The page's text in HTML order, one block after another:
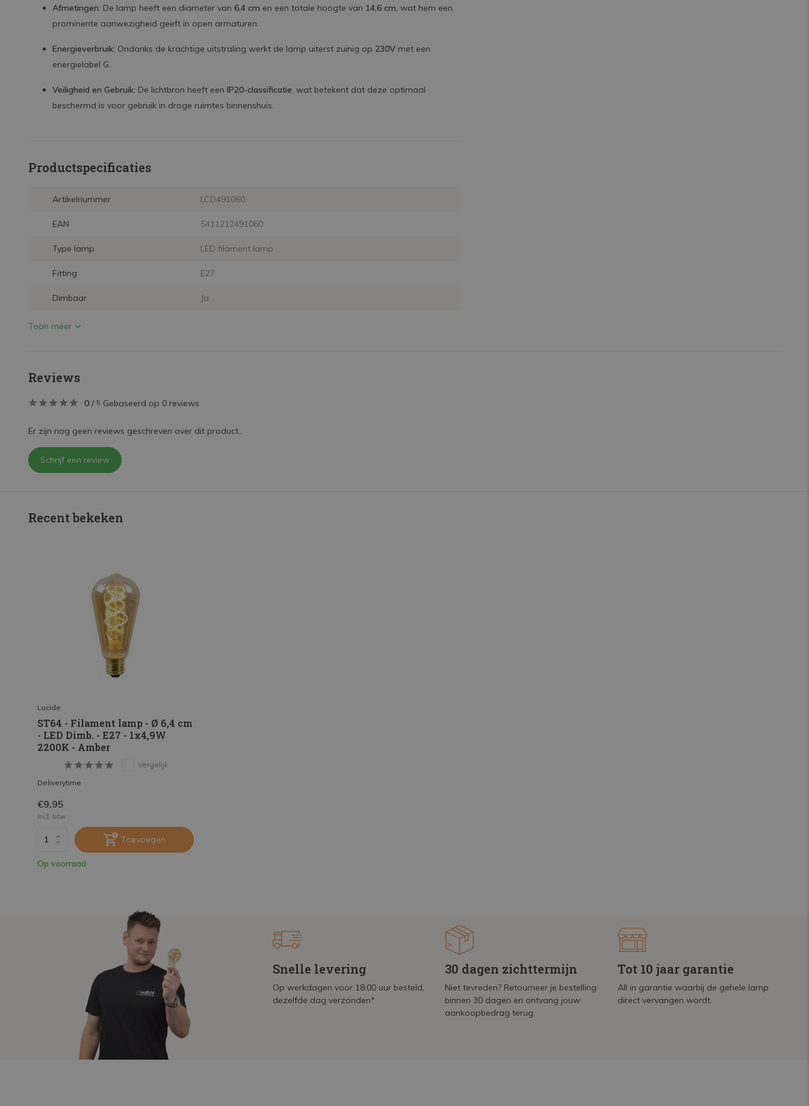
Afmetingen: De lamp heeft een diameter van 6,4 cm en een totale hoogte van 14,6 cm, wat hem een
prominente aanwezigheid geeft in open armaturen.
Energieverbruik: Ondanks de krachtige uitstraling werkt de lamp uiterst zuinig op 230V met een
energielabel G.
Veiligheid en Gebruik: De lichtbron heeft een IP20-classificatie, wat betekent dat deze optimaal
beschermd is voor gebruik in droge ruimtes binnenshuis.
Productspecificaties
Artikelnummer LCD491060
EAN 5411212491060
Type lamp LED filament lamp
Fitting E27
Dimbaar Ja
Toon meer
Reviews
0 / 5 Gebaseerd op 0 reviews
Er zijn nog geen reviews geschreven over dit product..
Schrijf een review
Recent bekeken
Lucide
ST64 - Filament lamp - Ø 6,4 cm
- LED Dimb. - E27 - 1x4,9W
2200K - Amber
Vergelijk
Deliverytime
€9,95
Incl. btw
Toevoegen
Op voorraad
Snelle levering
Op werkdagen voor 18:00 uur besteld,
dezelfde dag verzonden*
30 dagen zichttermijn
Niet tevreden? Retourneer je bestelling
binnen 30 dagen en ontvang jouw
aankoopbedrag terug.
Tot 10 jaar garantie
All in garantie waarbij de gehele lamp
direct vervangen wordt.